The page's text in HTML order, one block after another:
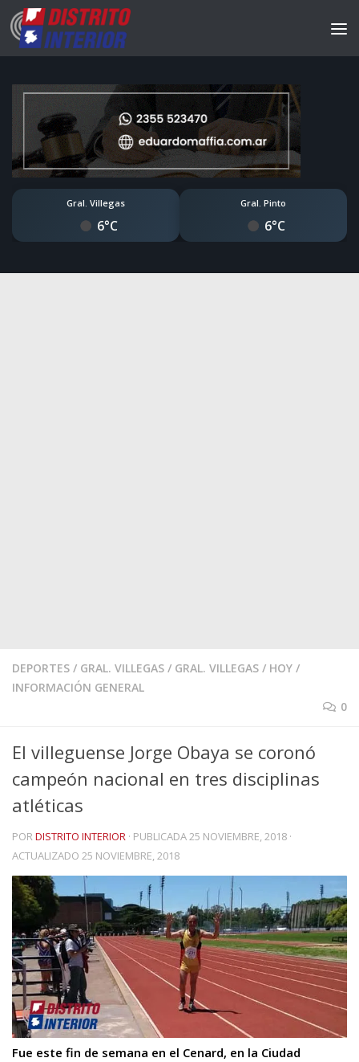
Gral. Villegas
6°C
Gral. Pinto
6°C
DEPORTES / GRAL. VILLEGAS / GRAL. VILLEGAS / HOY /
INFORMACIÓN GENERAL
0
El villeguense Jorge Obaya se coronó
campeón nacional en tres disciplinas
atléticas
PORDISTRITO INTERIOR · PUBLICADA25 NOVIEMBRE, 2018 ·
ACTUALIZADO 25 NOVIEMBRE, 2018
Fue este fin de semana en el Cenard, en la Ciudad